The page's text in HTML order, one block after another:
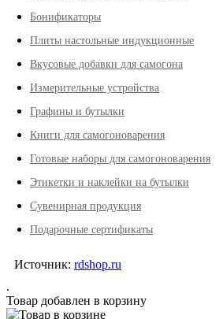
Бонификаторы
Плиты настольные индукционные
Вкусовые добавки для самогона
Измерительные устройства
Графины и бутылки
Книги для самогоноварения
Готовые наборы для самогоноварения
Этикетки и наклейки на бутылки
Сувенирная продукция
Подарочные сертификаты
Источник: rdshop.ru
.
Товар добавлен в корзину